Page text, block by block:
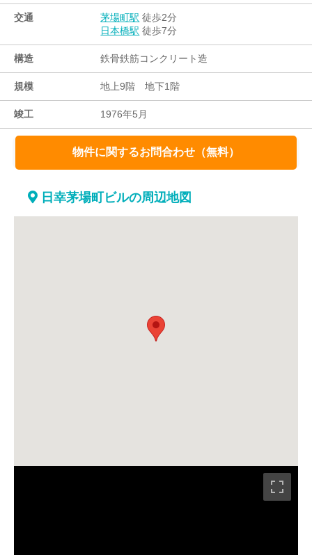
交通 茅場町駅 徒歩2分
日本橋駅 徒歩7分
構造 鉄骨鉄筋コンクリート造
規模 地上9階 地下1階
竣工 1976年5月
物件に関するお問合わせ（無料）
日幸茅場町ビルの周辺地図